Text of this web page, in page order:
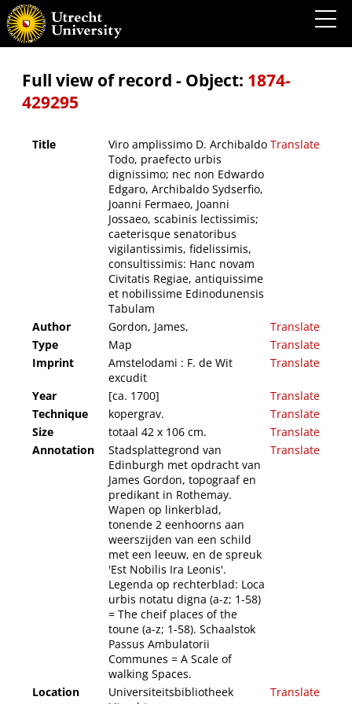
Viro amplissimo D. Archibaldo Todo, praefecto urbis dignissimo; nec non Edwardo
Edgaro, Archibaldo Sydserfio, Joanni Fermaeo, Joanni Jossaeo, scabinis lectissimis;
caeterisque senatoribus vigilantissimis, fidelissimis, consultissimis: Hanc novam
Civitatis Regiae, antiquissime et nobilissime Edinodunensis Tabulam
Full view of record - Object: 1874-
429295
Title
Viro amplissimo D. Archibaldo
Todo, praefecto urbis
dignissimo; nec non Edwardo
Edgaro, Archibaldo Sydserfio,
Joanni Fermaeo, Joanni
Jossaeo, scabinis lectissimis;
caeterisque senatoribus
vigilantissimis, fidelissimis,
consultissimis: Hanc novam
Civitatis Regiae, antiquissime
et nobilissime Edinodunensis
Tabulam
Translate
Author Gordon, James,
Translate
Type
Map
Translate
Imprint
Amstelodami : F. de Wit
excudit
Translate
Year [ca. 1700]
Translate
Technique
kopergrav.
Translate
Size
totaal 42 x 106 cm.
Translate
Annotation
Stadsplattegrond van
Edinburgh met opdracht van
James Gordon, topograaf en
predikant in Rothemay.
Wapen op linkerblad,
tonende 2 eenhoorns aan
weerszijden van een schild
met een leeuw, en de spreuk
'Est Nobilis Ira Leonis'.
Legenda op rechterblad: Loca
urbis notatu digna (a-z; 1-58)
= The cheif places of the
toune (a-z; 1-58). Schaalstok
Passus Ambulatorii
Communes = A Scale of
walking Spaces.
Translate
Location
Universiteitsbibliotheek
Translate